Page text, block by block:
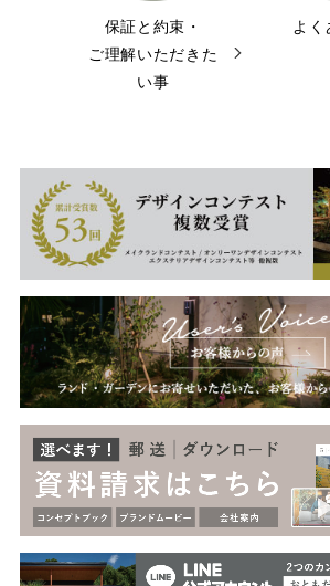
保証と約束・
ご理解いただきた
い事
よく